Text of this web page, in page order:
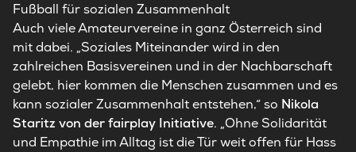
Fußball für sozialen Zusammenhalt
Auch viele Amateurvereine in ganz Österreich sind
mit dabei. „Soziales Miteinander wird in den
zahlreichen Basisvereinen und in der Nachbarschaft
gelebt, hier kommen die Menschen zusammen und es
kann sozialer Zusammenhalt entstehen,“ so Nikola
Staritz von der fairplay Initiative. „Ohne Solidarität
und Empathie im Alltag ist die Tür weit offen für Hass